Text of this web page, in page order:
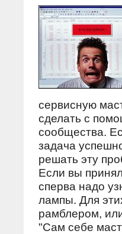
сервисную
сделать с
сообщества.
задача
решать эту
Если вы
сперва надο
лампы. Для
рамблером,
"Сам себе